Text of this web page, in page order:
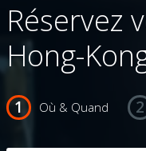
Réservez
Hong-
Où & Quand